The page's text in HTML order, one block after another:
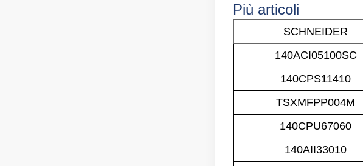
Più articoli
SCHNEIDER
140ACI05100SC
140CPS11410
TSXMFPP004M
140CPU67060
140AII33010